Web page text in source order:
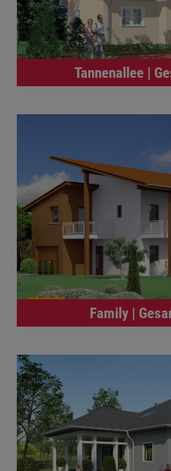
Tannenallee |
Family |